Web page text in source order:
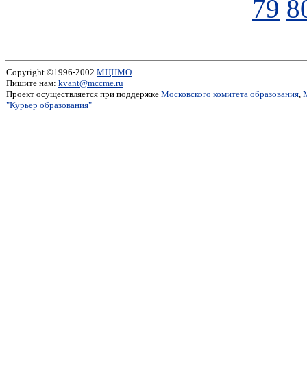
79
Copyright ©1996-2002 МЦНМО
Пишите нам: kvant@mccme.ru
Проект осуществляется при поддержке Московского комитета образования,
"Курьер образования"